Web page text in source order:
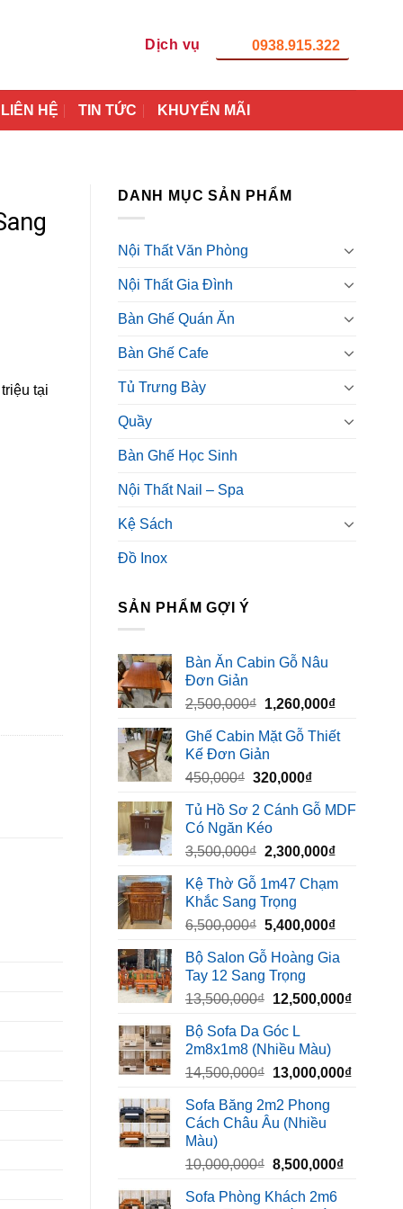
Dịch vụ 0938.915.322
LIÊN HỆ TIN TỨC KHUYẾN MÃI
DANH MỤC SẢN PHẨM
Nội Thất Văn Phòng
Nội Thất Gia Đình
Bàn Ghế Quán Ăn
Bàn Ghế Cafe
Tủ Trưng Bày
Quầy
Bàn Ghế Học Sinh
Nội Thất Nail – Spa
Kệ Sách
Đồ Inox
SẢN PHẨM GỢI Ý
Bàn Ăn Cabin Gỗ Nâu
Đơn Giản
2,500,000₫ Giá
là:
2,500,000₫.
1,260,000₫Giá
tại
Ghế Cabin Mặt Gỗ Thiết
Kế Đơn Giản
450,000₫ Giá
là:
450,000₫.
320,000₫Giá
tại
320,000₫.
Tủ Hồ Sơ 2 Cánh Gỗ MDF
Có Ngăn Kéo
3,500,000₫ Giá
là:
3,500,000₫.
2,300,000₫Giá
tại
Kệ Thờ Gỗ 1m47 Chạm
Khắc Sang Trọng
6,500,000₫ Giá
là:
6,500,000₫.
5,400,000₫Giá
tại
Bộ Salon Gỗ Hoàng Gia
Tay 12 Sang Trọng
13,500,000₫ Giá
là:
13,500,000₫.
12,500,000₫Giá
Bộ Sofa Da Góc L
2m8x1m8 (Nhiều Màu)
14,500,000₫ Giá
là:
14,500,000₫.
13,000,000₫Giá
Sofa Băng 2m2 Phong
Cách Châu Âu (Nhiều
Màu)
10,000,000₫ Giá
là:
8,500,000₫Giá
Sofa Phòng Khách 2m6
tại